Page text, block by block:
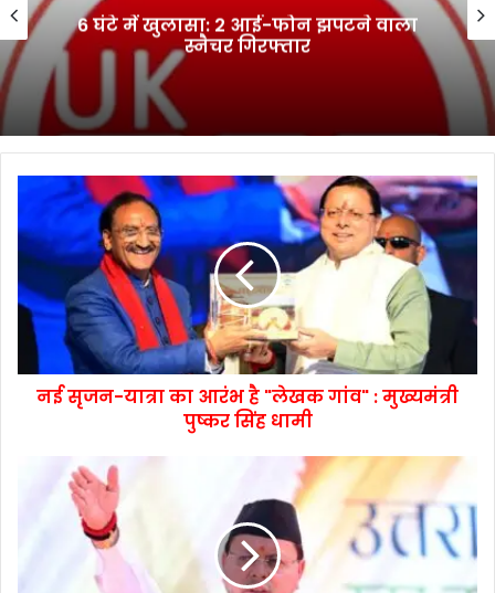
6 घंटे में खुलासा: 2 आई-फोन झपटने वाला
स्नैचर गिरफ्तार
नई सृजन-यात्रा का आरंभ है "लेखक गांव" : मुख्यमंत्री
पुष्कर सिंह धामी